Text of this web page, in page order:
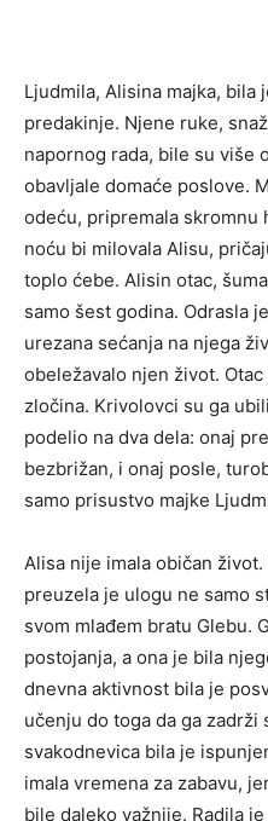
Ljudmila, Alisina majka, bila
predakinje. Njene ruke,
napornog rada, bile su više
obavljale domaće poslove.
odeću, pripremala skromnu
noću bi milovala Alisu,
toplo ćebe. Alisin otac,
samo šest godina. Odrasla
urezana sećanja na njega
obeležavalo njen život.
zločina. Krivolovci su ga
podelio na dva dela: onaj
bezbrižan, i onaj posle,
samo prisustvo majke
Alisa nije imala običan
preuzela je ulogu ne samo
svom mlađem bratu Glebu.
postojanja, a ona je bila
dnevna aktivnost bila je
učenju do toga da ga
svakodnevica bila je
imala vremena za zabavu,
bile daleko važnije. Radila